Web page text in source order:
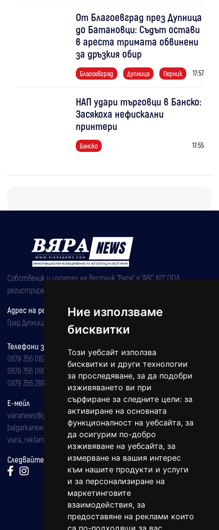
Ние използваме
бисквитки
Този уебсайт използва
бисквитки и други технологии
за проследяване, за да подобри
изживяването ви при
сърфиране за следните цели: за
активиране на основната
функционалност на уебсайта, за
да осигурим по-добро
изживяване на уебсайта, за
измерване на вашия интерес
към нашите продукти и услуги
и за персонализиране на
маркетинговите
взаимодействия, за
предоставяне на реклами които
са по-подходящи за вас
От Благоевград през Дупница
до Батановци: Съдът остави
в ареста тримата обвинени
за дръзкия обир
Благоевград Дупница Перник 17:57
НАП удари търговци в Банско:
Засякоха нефискални
принтери
Банско 17:55
Собственик и издател на вестник "Вяра" е "АВС КО" ООД,
регистрирана на 08.05.2002 година.
Адрес на редакцията
Град Дупница, ул.''Христо Ботев" 43
Телефони за реклама и абонаменти
0879 356 082
0879 356 098
0879 356 289
Е-мейл
viaranews@gmail.com
balgarkanews@gmail.com
viara_reklama@mail.bg
Следвайте ни: